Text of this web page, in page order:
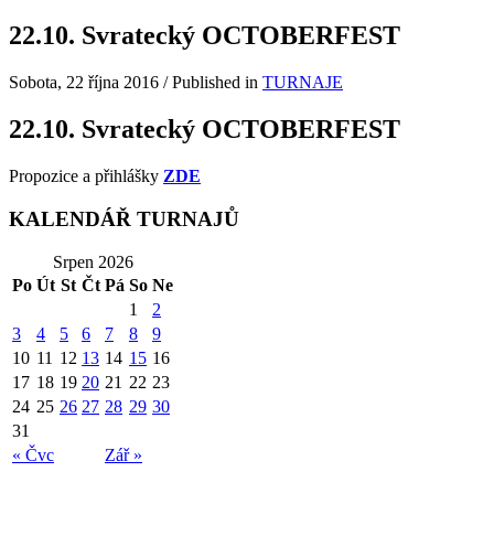
22.10. Svratecký OCTOBERFEST
Sobota, 22 října 2016 /Published in TURNAJE
22.10. Svratecký OCTOBERFEST
Propozice a přihlášky ZDE
KALENDÁŘ TURNAJŮ
Srpen 2026
Po Út St Čt Pá So Ne
« Čvc Zář »
1
2
3
4 5 6 7 8
9
10 11 12 13 14 15 16
17 18 19 20 21 22 23
24 25 26 27 28 29 30
31